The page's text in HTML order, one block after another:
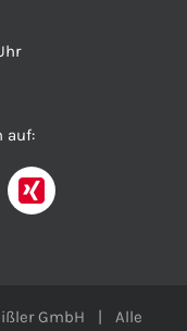
auf:
GmbH | Alle